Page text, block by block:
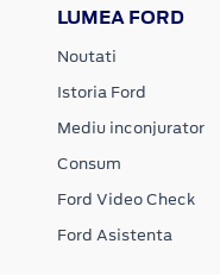
LUMEA FORD
Noutati
Istoria Ford
Mediu inconjurator
Consum
Ford Video Check
Ford Asistenta